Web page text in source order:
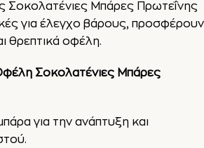
Σοκολατένιες Μπάρες Πρωτεΐνης
για έλεγχο βάρους, προσφέρουν
θρεπτικά οφέλη.
Σοκολατένιες Μπάρες
για την ανάπτυξη και